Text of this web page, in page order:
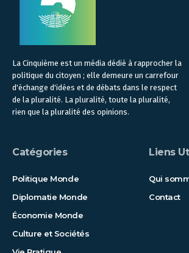
La Cinquième est un média dédié à rapprocher la
politique du citoyen ; elle demeure un carrefour
d'échange d'idées et de débats dans le respect
de la pluralité. La pluralité, toute la pluralité,
rien que la pluralité des opinions.
Catégories
Politique Monde
Diplomatie Monde
Économie Monde
Culture et Sociétés
Liens
Qui
Contact